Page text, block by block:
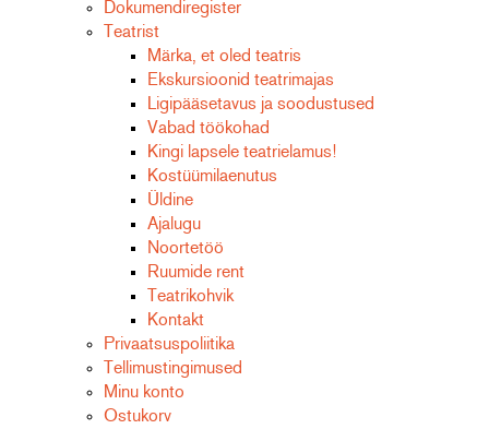
Dokumendiregister
Teatrist
Märka, et oled teatris
Ekskursioonid teatrimajas
Ligipääsetavus ja soodustused
Vabad töökohad
Kingi lapsele teatrielamus!
Kostüümilaenutus
Üldine
Ajalugu
Noortetöö
Ruumide rent
Teatrikohvik
Kontakt
Privaatsuspoliitika
Tellimustingimused
Minu konto
Ostukorv